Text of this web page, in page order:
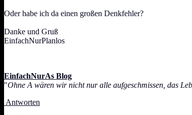
Oder habe ich da einen großen Denkfehler?
Danke und Gruß
EinfachNurPlanlos
EinfachNurAs Blog
"Ohne A wären wir nicht nur alle aufgeschmissen, das
Antworten